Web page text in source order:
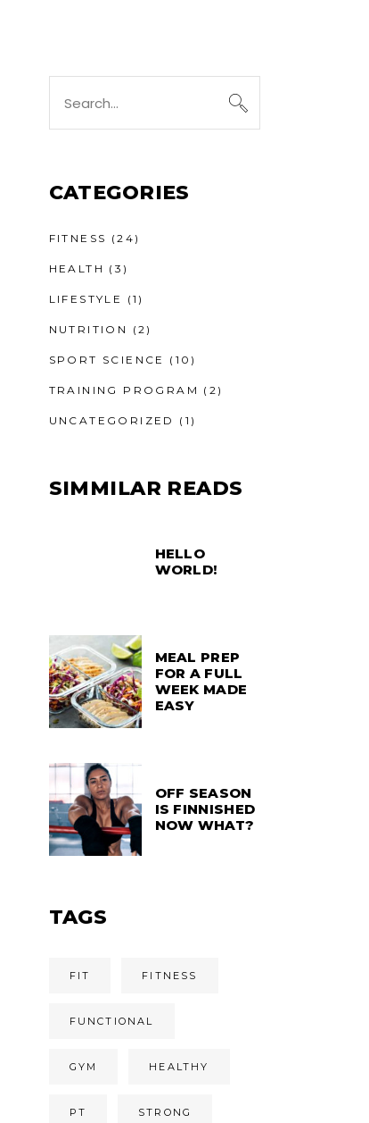
CATEGORIES
FITNESS (24)
HEALTH (3)
LIFESTYLE (1)
NUTRITION (2)
SPORT SCIENCE (10)
TRAINING PROGRAM (2)
UNCATEGORIZED (1)
SIMMILAR READS
HELLO
WORLD!
MEAL PREP
FOR A FULL
WEEK MADE
EASY
OFF SEASON
IS FINNISHED
NOW WHAT?
TAGS
FIT FITNESS
FUNCTIONAL
GYM HEALTHY
PT STRONG